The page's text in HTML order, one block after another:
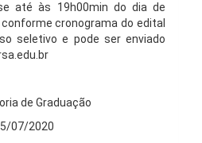
se até às 19h00min do dia de
cronograma do edital
seletivo e pode ser enviado
de Graduação
07/2020